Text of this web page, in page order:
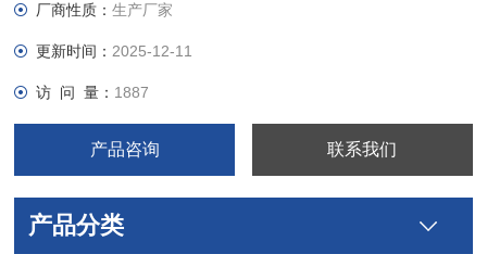
厂商性质：生产厂家
更新时间： 2025-12-11
访 问 量： 1887
产品咨询 联系我们
产品分类